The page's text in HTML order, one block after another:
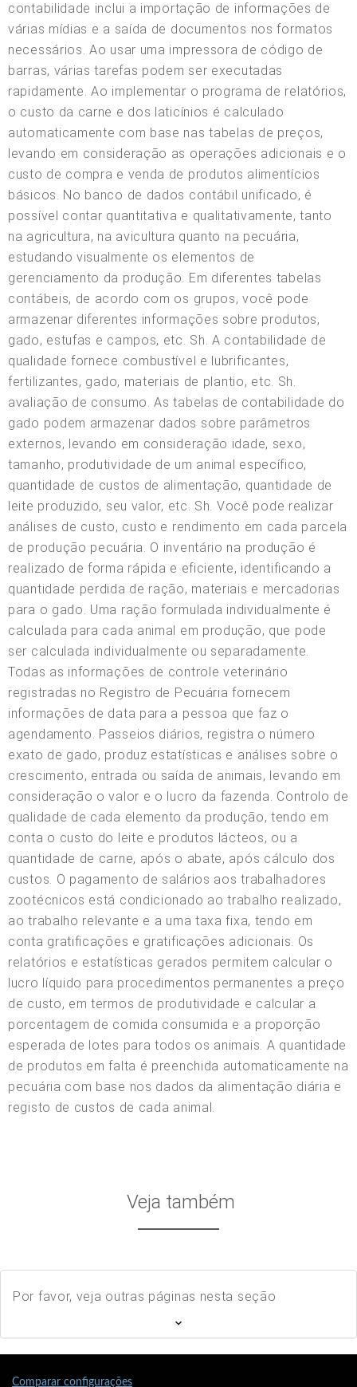
contabilidade inclui a importação de informações de
várias mídias e a saída de documentos nos formatos
necessários. Ao usar uma impressora de código de
barras, várias tarefas podem ser executadas
rapidamente. Ao implementar o programa de relatórios,
o custo da carne e dos laticínios é calculado
automaticamente com base nas tabelas de preços,
levando em consideração as operações adicionais e o
custo de compra e venda de produtos alimentícios
básicos. No banco de dados contábil unificado, é
possível contar quantitativa e qualitativamente, tanto
na agricultura, na avicultura quanto na pecuária,
estudando visualmente os elementos de
gerenciamento da produção. Em diferentes tabelas
contábeis, de acordo com os grupos, você pode
armazenar diferentes informações sobre produtos,
gado, estufas e campos, etc. Sh. A contabilidade de
qualidade fornece combustível e lubrificantes,
fertilizantes, gado, materiais de plantio, etc. Sh.
avaliação de consumo. As tabelas de contabilidade do
gado podem armazenar dados sobre parâmetros
externos, levando em consideração idade, sexo,
tamanho, produtividade de um animal específico,
quantidade de custos de alimentação, quantidade de
leite produzido, seu valor, etc. Sh. Você pode realizar
análises de custo, custo e rendimento em cada parcela
de produção pecuária. O inventário na produção é
realizado de forma rápida e eficiente, identificando a
quantidade perdida de ração, materiais e mercadorias
para o gado. Uma ração formulada individualmente é
calculada para cada animal em produção, que pode
ser calculada individualmente ou separadamente.
Todas as informações de controle veterinário
registradas no Registro de Pecuária fornecem
informações de data para a pessoa que faz o
agendamento. Passeios diários, registra o número
exato de gado, produz estatísticas e análises sobre o
crescimento, entrada ou saída de animais, levando em
consideração o valor e o lucro da fazenda. Controlo de
qualidade de cada elemento da produção, tendo em
conta o custo do leite e produtos lácteos, ou a
quantidade de carne, após o abate, após cálculo dos
custos. O pagamento de salários aos trabalhadores
zootécnicos está condicionado ao trabalho realizado,
ao trabalho relevante e a uma taxa fixa, tendo em
conta gratificações e gratificações adicionais. Os
relatórios e estatísticas gerados permitem calcular o
lucro líquido para procedimentos permanentes a preço
de custo, em termos de produtividade e calcular a
porcentagem de comida consumida e a proporção
esperada de lotes para todos os animais. A quantidade
de produtos em falta é preenchida automaticamente na
pecuária com base nos dados da alimentação diária e
registo de custos de cada animal.
Veja também
Por favor, veja outras páginas nesta seção
Comparar configurações